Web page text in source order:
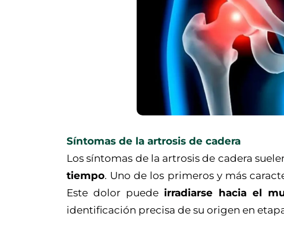
Síntomas de la artrosis de cadera
Los síntomas de la artrosis de cadera
tiempo. Uno de los primeros y más
Este dolor puede irradiarse hacia el
identificación precisa de su origen en